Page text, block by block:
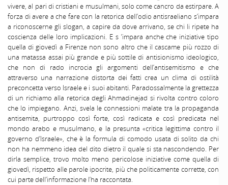
vivere, al pari di cristiani e musulmani, solo come cancro da estirpare. A
forza di avere a che fare con la retorica dell’odio antisraeliano s’impara
a riconoscerne gli slogan, a capire da dove arrivano, se chi li ripete ha
coscienza delle loro implicazioni. E s ’impara anche che iniziative tipo
quella di giovedì a Firenze non sono altro che il cascame più rozzo di
una matassa assai più grande e più sottile di antisionismo ideologico,
che non di rado incrocia gli argomenti dell’antisemitismo e che
attraverso una narrazione distorta dei fatti crea un clima di ostilità
preconcetta verso Israele e i suoi abitanti. Paradossalmente la grettezza
di un richiamo alla retorica degli Ahmadinejad si rivolta contro coloro
che lo impiegano. Anzi, svela le connessioni malate tra la propaganda
antisemita, purtroppo così forte, così radicata e così predicata nel
mondo arabo e musulmano, e la presunta «critica legittima contro il
governo d’Israele», che è la formula di comodo usata di solito da chi
non ha nemmeno idea del dito dietro il quale si sta nascondendo. Per
dirla semplice, trovo molto meno pericolose iniziative come quella di
giovedì, rispetto alle parole ipocrite, più che politicamente corrette, con
cui parte dell’informazione l’ha raccontata.